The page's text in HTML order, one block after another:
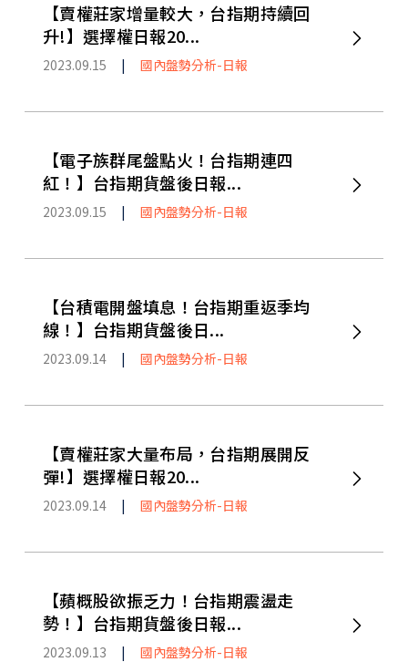
【賣權莊家增量較大，台指期持續回
升!】選擇權日報20...
2023.09.15 | 國內盤勢分析-日報
【電子族群尾盤點火！台指期連四
紅！】台指期貨盤後日報...
2023.09.15 | 國內盤勢分析-日報
【台積電開盤填息！台指期重返季均
線！】台指期貨盤後日...
2023.09.14 | 國內盤勢分析-日報
【賣權莊家大量布局，台指期展開反
彈!】選擇權日報20...
2023.09.14 | 國內盤勢分析-日報
【蘋概股欲振乏力！台指期震盪走
勢！】台指期貨盤後日報...
2023.09.13 | 國內盤勢分析-日報